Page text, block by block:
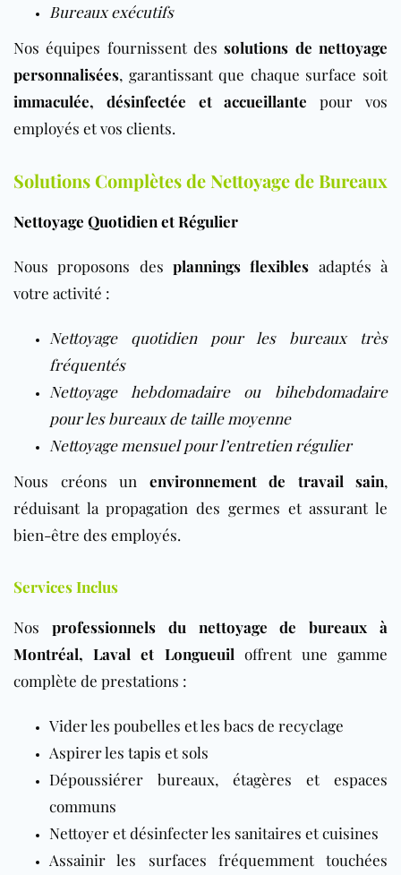
Bureaux exécutifs
Nos équipes fournissent dessolutions de nettoyage
personnalisées, garantissant que chaque surface soit
immaculée, désinfectée et accueillante pour vos
employés et vos clients.
Solutions Complètes de Nettoyage de Bureaux
Nettoyage Quotidien et Régulier
Nous proposons des plannings flexibles adaptés à
votre activité :
Nettoyage quotidien pour les bureaux très
fréquentés
Nettoyage hebdomadaire ou bihebdomadaire
pour les bureaux de taille moyenne
Nettoyage mensuel pour l’entretien régulier
Nous créons un environnement de travail sain,
réduisant la propagation des germes et assurant le
bien-être des employés.
Services Inclus
Nos professionnels du nettoyage de bureaux à
Montréal, Laval et Longueuil offrent une gamme
complète de prestations :
Vider les poubelles et les bacs de recyclage
Aspirer les tapis et sols
Dépoussiérer bureaux, étagères et espaces
communs
Nettoyer et désinfecter les sanitaires et cuisines
Assainir les surfaces fréquemment touchées